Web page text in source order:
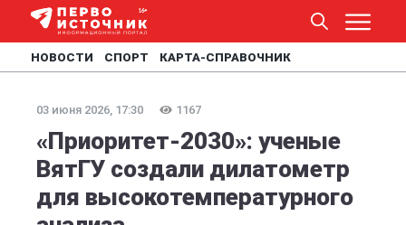
НОВОСТИ СПОРТ КАРТА-СПРАВОЧНИК
03 июня 2026, 17:30 1167
«Приоритет-2030»: ученые
ВятГУ создали дилатометр
для высокотемпературного